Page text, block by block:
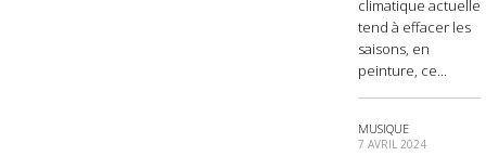
climatique actuelle
tend à effacer les
saisons, en
peinture, ce...
MUSIQUE
7 AVRIL 2024